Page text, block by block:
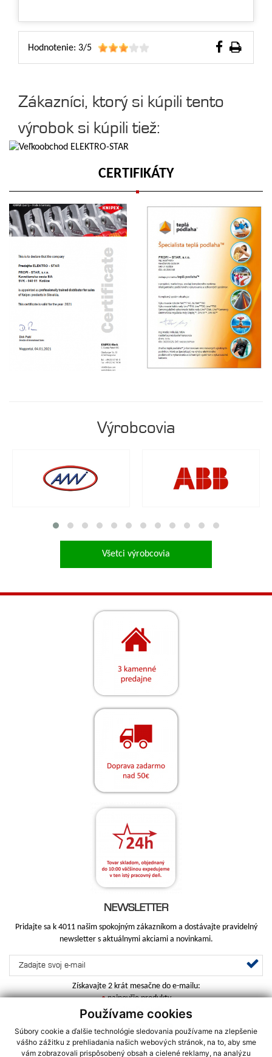
Používame cookies
Súbory cookie a ďalšie technológie sledovania používame na zlepšenie
vášho zážitku z prehliadania našich webových stránok, na to, aby sme
vám zobrazovali prispôsobený obsah a cielené reklamy, na analýzu
Hodnotenie: 3/5
Zákazníci, ktorý si kúpili tento
výrobok si kúpili tiež:
CERTIFIKÁTY
Výrobcovia
Všetci výrobcovia
NEWSLETTER
Pridajte sa k 4011 našim spokojným zákazníkom a dostávajte pravidelný
newsletter s aktuálnymi akciami a novinkami.
Získavajte 2 krát mesačne do e-mailu:
•najnovšie produkty
•najlepšie akcie